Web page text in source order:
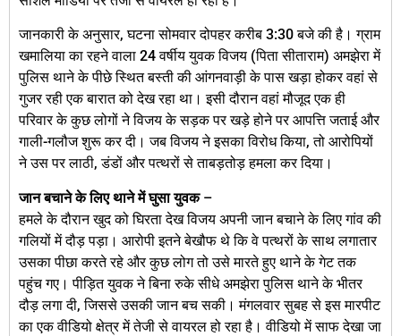
जानकारी के अनुसार, घटना सोमवार दोपहर करीब 3:30 बजे की है। ग्राम
खमालिया का रहने वाला 24 वर्षीय युवक विजय (पिता सीताराम) अमझेरा में
पुलिस थाने के पीछे स्थित बस्ती की आंगनवाड़ी के पास खड़ा होकर वहां से
गुजर रही एक बारात को देख रहा था। इसी दौरान वहां मौजूद एक ही
परिवार के कुछ लोगों ने विजय के सड़क पर खड़े होने पर आपत्ति जताई और
गाली-गलौज शुरू कर दी। जब विजय ने इसका विरोध किया, तो आरोपियों
ने उस पर लाठी, डंडों और पत्थरों से ताबड़तोड़ हमला कर दिया।
जान बचाने के लिए थाने में घुसा युवक–
हमले के दौरान खुद को घिरता देख विजय अपनी जान बचाने के लिए गांव की
गलियों में दौड़ पड़ा। आरोपी इतने बेखौफ थे कि वे पत्थरों के साथ लगातार
उसका पीछा करते रहे और कुछ लोग तो उसे मारते हुए थाने के गेट तक
पहुंच गए। पीड़ित युवक ने बिना रुके सीधे अमझेरा पुलिस थाने के भीतर
दौड़ लगा दी, जिससे उसकी जान बच सकी। मंगलवार सुबह से इस मारपीट
का एक वीडियो क्षेत्र में तेजी से वायरल हो रहा है। वीडियो में साफ देखा जा